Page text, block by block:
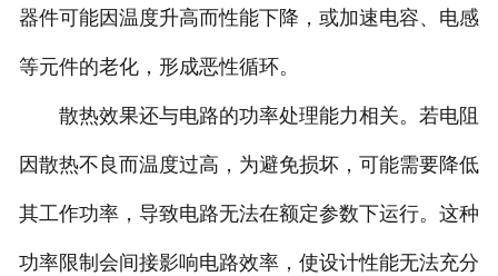
器件可能因温度升高而性能下降，或加速电容、电感
等元件的老化，形成恶性循环。
散热效果还与电路的功率处理能力相关。若电阻
因散热不良而温度过高，为避免损坏，可能需要降低
其工作功率，导致电路无法在额定参数下运行。这种
功率限制会间接影响电路效率，使设计性能无法充分